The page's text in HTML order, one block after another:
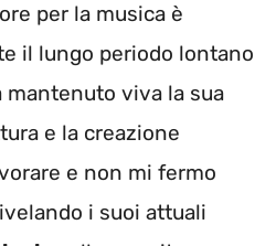
per la musica è
il lungo periodo lontano
mantenuto viva la sua
e la creazione
e non mi fermo
i suoi attuali